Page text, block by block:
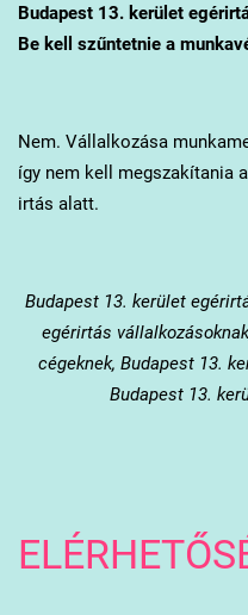
Budapest 13. kerület
Be kell szűntetnie a
Nem. Vállalkozása
így nem kell megszakítania
irtás alatt.
Budapest 13. kerület
egérirtás
cégeknek, Budapest 13.
Budapest 13.